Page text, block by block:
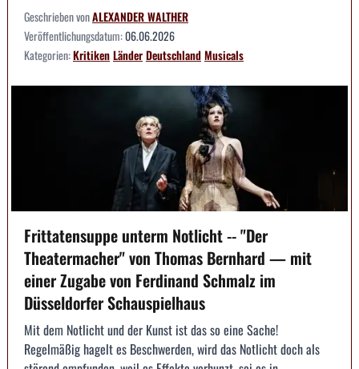
Geschrieben vonALEXANDER WALTHER
Veröffentlichungsdatum:06.06.2026
Kategorien:KritikenLänderDeutschlandMusicals
Frittatensuppe unterm Notlicht -- "Der
Theatermacher" von Thomas Bernhard — mit
einer Zugabe von Ferdinand Schmalz im
Düsseldorfer Schauspielhaus
Mit dem Notlicht und der Kunst ist das so eine Sache!
Regelmäßig hagelt es Beschwerden, wird das Notlicht doch als